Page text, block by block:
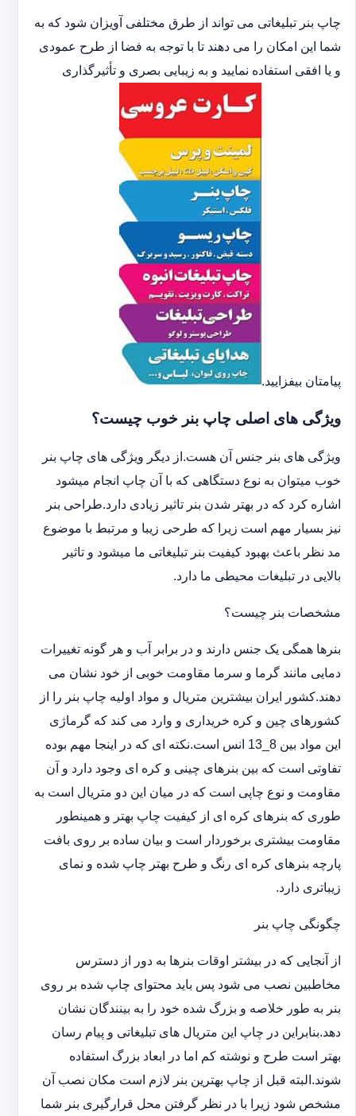
چاپ بنر تبلیغاتی می تواند از طرق مختلفی آویزان شود که به
شما این امکان را می دهند تا با توجه به فضا از طرح عمودی
و یا افقی استفاده نمایید و به زیبایی بصری و تأثیرگذاری
پیامتان بیفزایید.
ویژگی های اصلی چاپ بنر خوب چیست؟
ویژگی های بنر جنس آن هست.از دیگر ویژگی های چاپ بنر
خوب میتوان به نوع دستگاهی که با آن چاپ انجام میشود
اشاره کرد که در بهتر شدن بنر تاثیر زیادی دارد.طراحی بنر
نیز بسیار مهم است زیرا که طرحی زیبا و مرتبط با موضوع
مد نظر باعث بهبود کیفیت بنر تبلیغاتی ما میشود و تاثیر
بالایی در تبلیغات محیطی ما دارد.
مشخصات بنر چیست؟
بنرها همگی یک جنس دارند و در برابر آب و هر گونه تغییرات
دمایی مانند گرما و سرما مقاومت خوبی از خود نشان می
دهند.کشور ایران بیشترین متریال و مواد اولیه چاپ بنر را از
کشورهای چین و کره خریداری و وارد می کند که گرماژی
این مواد بین 8_13 انس است.نکته ای که در اینجا مهم بوده
تفاوتی است که بین بنرهای چینی و کره ای وجود دارد و آن
مقاومت و نوع چاپی است که در میان این دو متریال است به
طوری که بنرهای کره ای از کیفیت چاپ بهتر و همینطور
مقاومت بیشتری برخوردار است و بیان ساده بر روی بافت
پارچه بنرهای کره ای رنگ و طرح بهتر چاپ شده و نمای
زیباتری دارد.
چگونگی چاپ بنر
از آنجایی که در بیشتر اوقات بنرها به دور از دسترس
مخاطبین نصب می شود پس باید محتوای چاپ شده بر روی
بنر به طور خلاصه و بزرگ شده خود را به بینندگان نشان
دهد.بنابراین در چاپ این متریال های تبلیغاتی و پیام رسان
بهتر است طرح و نوشته کم اما در ابعاد بزرگ استفاده
شوند.البته قبل از چاپ بهترین بنر لازم است مکان نصب آن
مشخص شود زیرا با در نظر گرفتن محل قرارگیری بنر شما